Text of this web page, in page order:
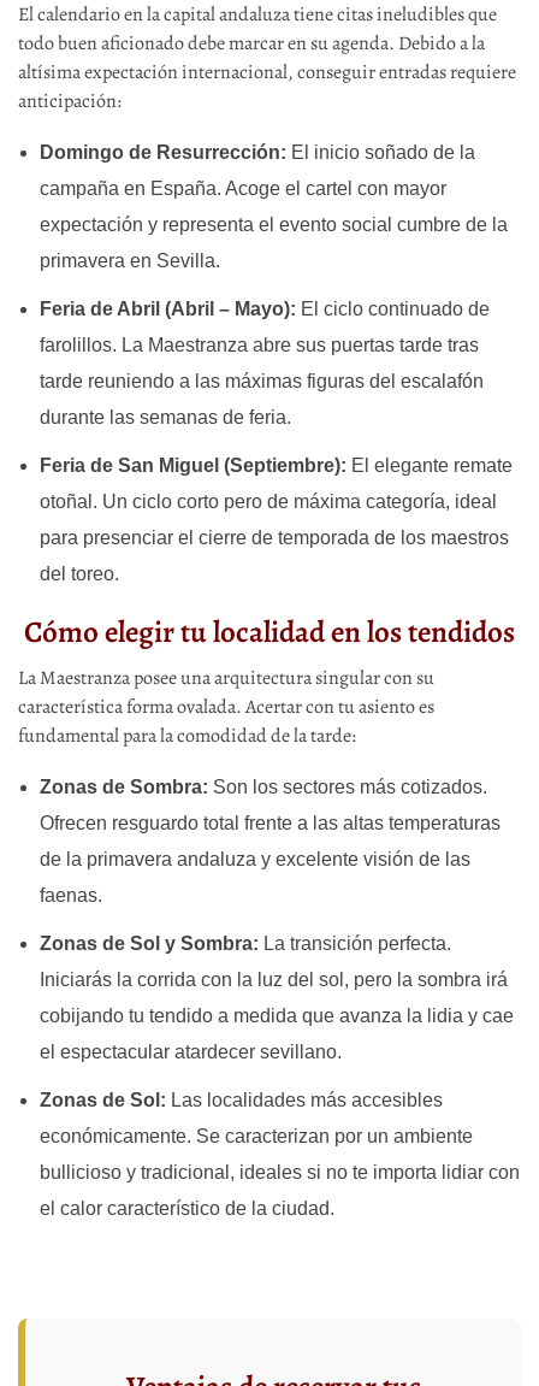
El calendario en la capital andaluza tiene citas ineludibles que
todo buen aficionado debe marcar en su agenda. Debido a la
altísima expectación internacional, conseguir entradas requiere
anticipación:
Domingo de Resurrección: El inicio soñado de la
campaña en España. Acoge el cartel con mayor
expectación y representa el evento social cumbre de la
primavera en Sevilla.
Feria de Abril (Abril – Mayo): El ciclo continuado de
farolillos. La Maestranza abre sus puertas tarde tras
tarde reuniendo a las máximas figuras del escalafón
durante las semanas de feria.
Feria de San Miguel (Septiembre): El elegante remate
otoñal. Un ciclo corto pero de máxima categoría, ideal
para presenciar el cierre de temporada de los maestros
del toreo.
Cómo elegir tu localidad en los tendidos
La Maestranza posee una arquitectura singular con su
característica forma ovalada. Acertar con tu asiento es
fundamental para la comodidad de la tarde:
Zonas de Sombra: Son los sectores más cotizados.
Ofrecen resguardo total frente a las altas temperaturas
de la primavera andaluza y excelente visión de las
faenas.
Zonas de Sol y Sombra: La transición perfecta.
Iniciarás la corrida con la luz del sol, pero la sombra irá
cobijando tu tendido a medida que avanza la lidia y cae
el espectacular atardecer sevillano.
Zonas de Sol: Las localidades más accesibles
económicamente. Se caracterizan por un ambiente
bullicioso y tradicional, ideales si no te importa lidiar con
el calor característico de la ciudad.